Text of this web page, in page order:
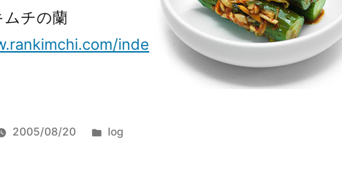
の
蘭)
チの蘭
inde
2005/08/20
カ
log